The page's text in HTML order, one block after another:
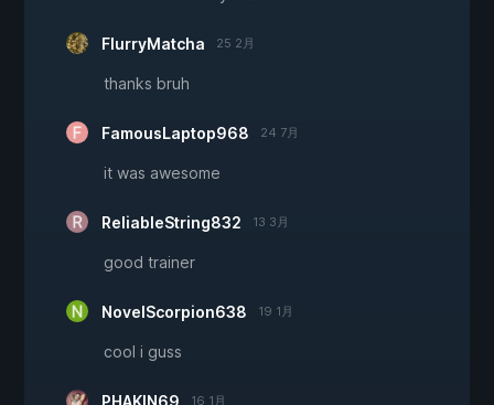
FlurryMatcha 25 2月
thanks bruh
FamousLaptop968 24 7月
it was awesome
ReliableString832 13 3月
good trainer
NovelScorpion638 19 1月
cool i guss
16 1月